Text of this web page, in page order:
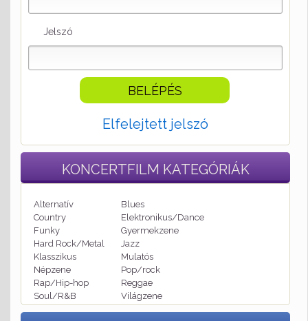
Jelszó
Elfelejtett jelszó
KONCERTFILM KATEGÓRIÁK
Alternatív
Blues
Country
Elektronikus/Dance
Funky
Gyermekzene
Hard Rock/Metal
Jazz
Klasszikus
Mulatós
Népzene
Pop/rock
Rap/Hip-hop
Reggae
Soul/R&B
Világzene